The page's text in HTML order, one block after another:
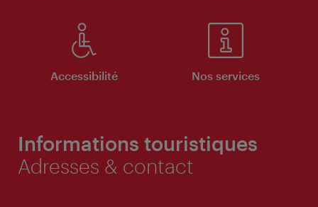
Accessibilité Nos services
Informations touristiques
Adresses & contact